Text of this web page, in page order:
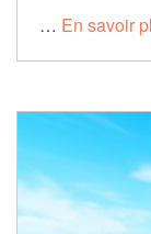
… En savoir